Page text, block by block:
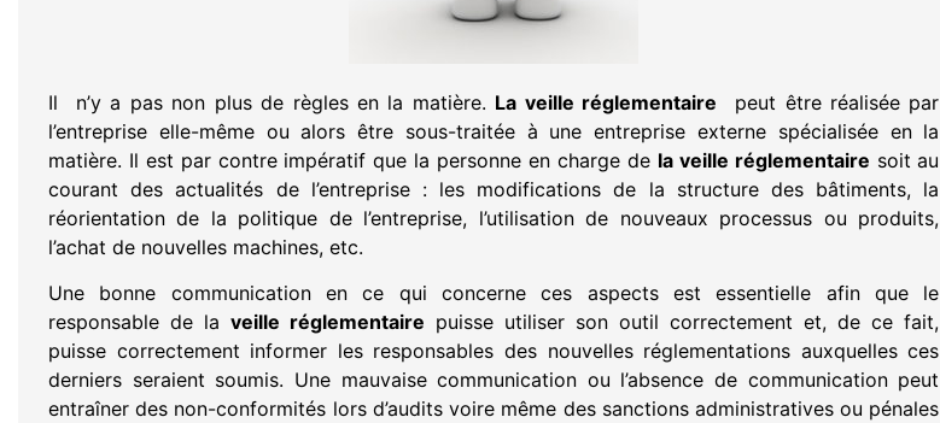
Il n’y a pas non plus de règles en la matière. La veille réglementaire peut être réalisée par
l’entreprise elle-même ou alors être sous-traitée à une entreprise externe spécialisée en la
matière. Il est par contre impératif que la personne en charge de la veille réglementaire soit au
courant des actualités de l’entreprise : les modifications de la structure des bâtiments, la
réorientation de la politique de l’entreprise, l’utilisation de nouveaux processus ou produits,
l’achat de nouvelles machines, etc.
Une bonne communication en ce qui concerne ces aspects est essentielle afin que le
responsable de laveille réglementaire puisse utiliser son outil correctement et, de ce fait,
puisse correctement informer les responsables des nouvelles réglementations auxquelles ces
derniers seraient soumis. Une mauvaise communication ou l’absence de communication peut
entraîner des non-conformités lors d’audits voire même des sanctions administratives ou pénales